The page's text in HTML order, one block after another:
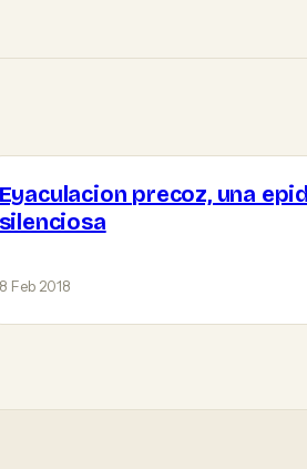
Eyaculacion precoz, una
silenciosa
8 Feb 2018